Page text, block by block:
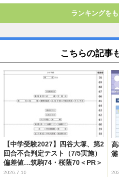
ランキングを
こちらの記事
【中学受験2027】四谷大塚、第2
回合不合判定テスト（7/5実施）
偏差値…筑駒74・桜蔭70＜PR＞
2026.7.10